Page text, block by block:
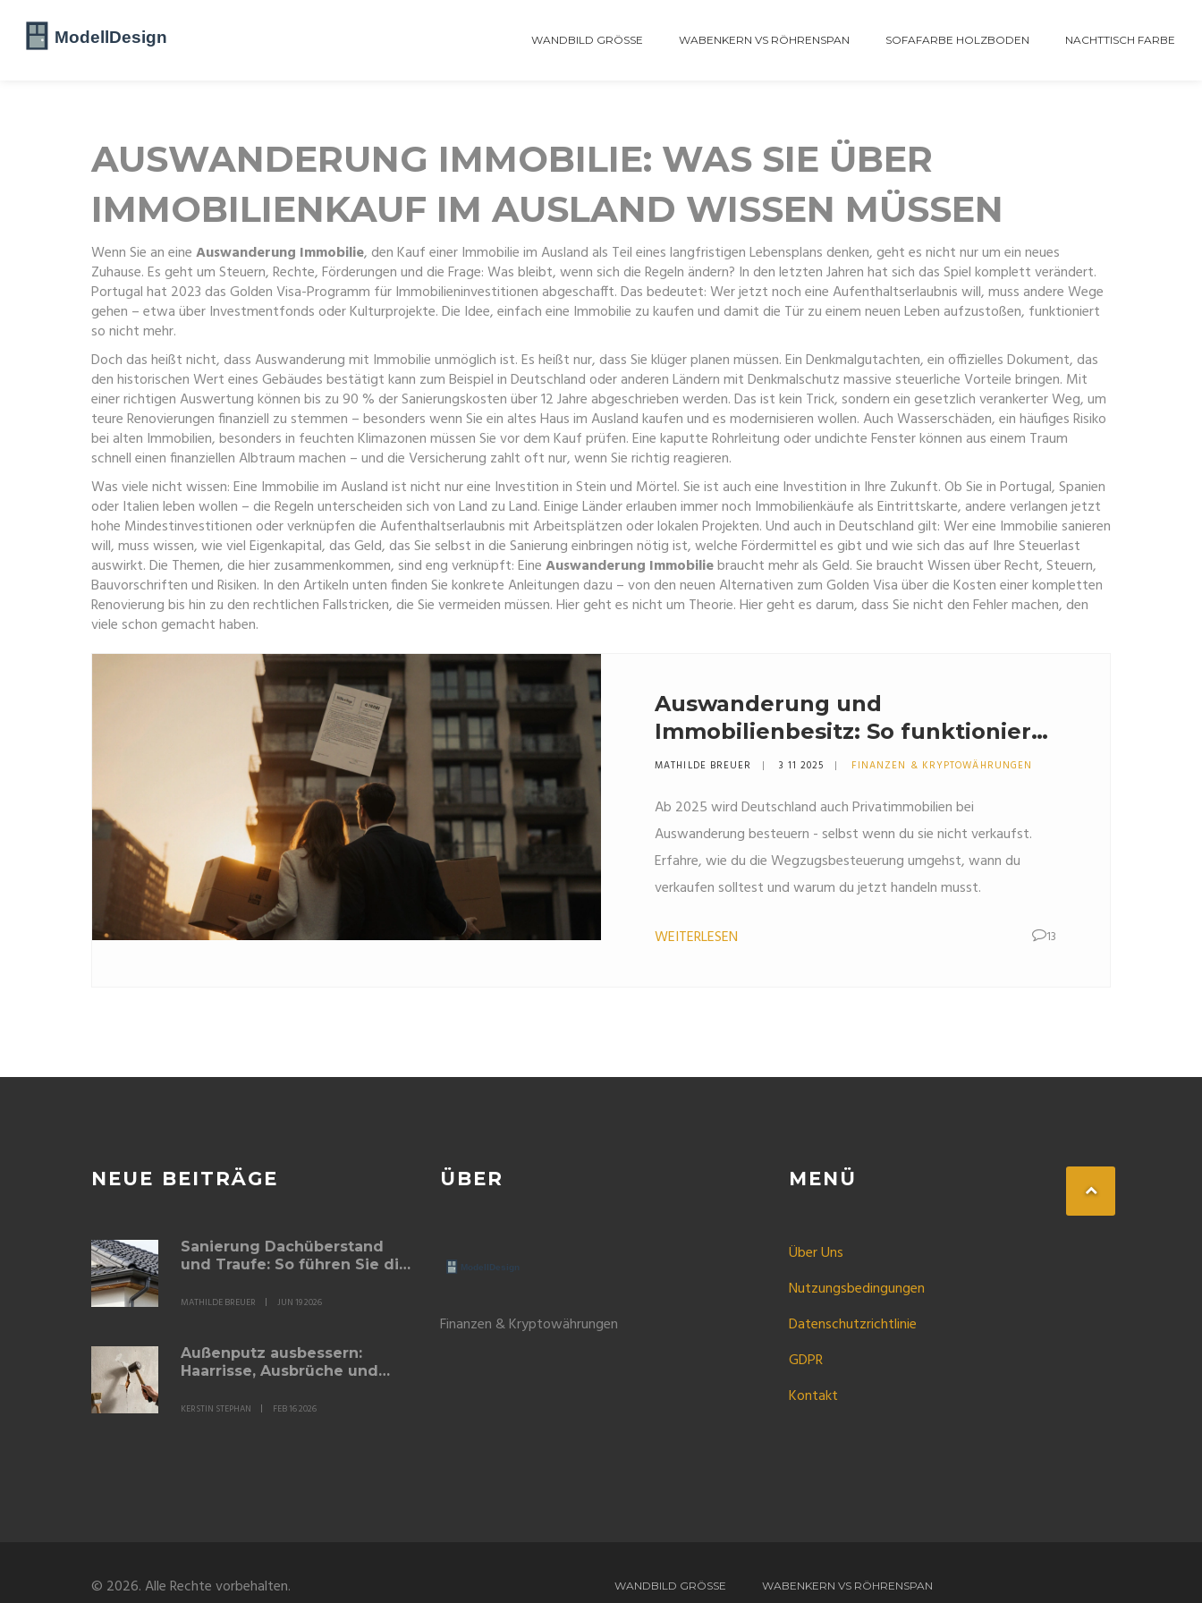
WANDBILD GRÖSSE WABENKERN VS RÖHRENSPAN SOFAFARBE HOLZBODEN NACHTTISCH FARBE
AUSWANDERUNG IMMOBILIE: WAS SIE ÜBER
IMMOBILIENKAUF IM AUSLAND WISSEN MÜSSEN
Wenn Sie an eineAuswanderung Immobilie, den Kauf einer Immobilie im Ausland als Teil eines langfristigen Lebensplans denken, geht es nicht nur um ein neues
Zuhause. Es geht um Steuern, Rechte, Förderungen und die Frage: Was bleibt, wenn sich die Regeln ändern? In den letzten Jahren hat sich das Spiel komplett verändert.
Portugal hat 2023 das Golden Visa-Programm für Immobilieninvestitionen abgeschafft. Das bedeutet: Wer jetzt noch eine Aufenthaltserlaubnis will, muss andere Wege
gehen – etwa über Investmentfonds oder Kulturprojekte. Die Idee, einfach eine Immobilie zu kaufen und damit die Tür zu einem neuen Leben aufzustoßen, funktioniert
so nicht mehr.
Doch das heißt nicht, dass Auswanderung mit Immobilie unmöglich ist. Es heißt nur, dass Sie klüger planen müssen. EinDenkmalgutachten,ein offizielles Dokument, das
den historischen Wert eines Gebäudes bestätigtkann zum Beispiel in Deutschland oder anderen Ländern mit Denkmalschutz massive steuerliche Vorteile bringen. Mit
einer richtigen Auswertung können bis zu 90 % der Sanierungskosten über 12 Jahre abgeschrieben werden. Das ist kein Trick, sondern ein gesetzlich verankerter Weg, um
teure Renovierungen finanziell zu stemmen – besonders wenn Sie ein altes Haus im Ausland kaufen und es modernisieren wollen. AuchWasserschäden,ein häufiges Risiko
bei alten Immobilien, besonders in feuchten Klimazonenmüssen Sie vor dem Kauf prüfen. Eine kaputte Rohrleitung oder undichte Fenster können aus einem Traum
schnell einen finanziellen Albtraum machen – und die Versicherung zahlt oft nur, wenn Sie richtig reagieren.
Was viele nicht wissen: Eine Immobilie im Ausland ist nicht nur eine Investition in Stein und Mörtel. Sie ist auch eine Investition in Ihre Zukunft. Ob Sie in Portugal, Spanien
oder Italien leben wollen – die Regeln unterscheiden sich von Land zu Land. Einige Länder erlauben immer noch Immobilienkäufe als Eintrittskarte, andere verlangen jetzt
hohe Mindestinvestitionen oder verknüpfen die Aufenthaltserlaubnis mit Arbeitsplätzen oder lokalen Projekten. Und auch in Deutschland gilt: Wer eine Immobilie sanieren
will, muss wissen, wie vielEigenkapital, das Geld, das Sie selbst in die Sanierung einbringennötig ist, welche Fördermittel es gibt und wie sich das auf Ihre Steuerlast
auswirkt. Die Themen, die hier zusammenkommen, sind eng verknüpft: EineAuswanderung Immobiliebraucht mehr als Geld. Sie braucht Wissen über Recht, Steuern,
Bauvorschriften und Risiken. In den Artikeln unten finden Sie konkrete Anleitungen dazu – von den neuen Alternativen zum Golden Visa über die Kosten einer kompletten
Renovierung bis hin zu den rechtlichen Fallstricken, die Sie vermeiden müssen. Hier geht es nicht um Theorie. Hier geht es darum, dass Sie nicht den Fehler machen, den
viele schon gemacht haben.
Auswanderung und
Immobilienbesitz: So funktioniert
die steuerliche Registrierung ab
MATHILDE BREUER 3 11 2025 FINANZEN & KRYPTOWÄHRUNGEN
Ab 2025 wird Deutschland auch Privatimmobilien bei
Auswanderung besteuern - selbst wenn du sie nicht verkaufst.
Erfahre, wie du die Wegzugsbesteuerung umgehst, wann du
verkaufen solltest und warum du jetzt handeln musst.
WEITERLESEN 13
NEUE BEITRÄGE
Sanierung Dachüberstand
und Traufe: So führen Sie die
MATHILDE BREUER JUN 19 2026
Außenputz ausbessern:
Haarrisse, Ausbrüche und
reparieren
KERSTIN STEPHAN FEB 16 2026
ÜBER
Finanzen & Kryptowährungen
MENÜ
Über Uns
Nutzungsbedingungen
Datenschutzrichtlinie
GDPR
Kontakt
© 2026. Alle Rechte vorbehalten. WANDBILD GRÖSSE WABENKERN VS RÖHRENSPAN